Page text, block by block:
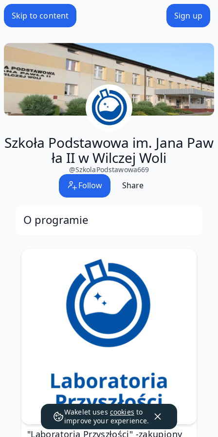
Skip to content Sign up
Szkoła Podstawowa im. Jana Paw
ła II w Wilczej Woli
@SzkolaPodstawowa669
Follow Share
O programie
"Laboratoria Przyszłości" -zakupiony
Wakelet uses cookies to
improve your experience.